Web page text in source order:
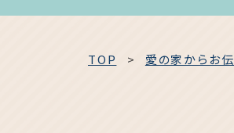
TOP 愛の家からお